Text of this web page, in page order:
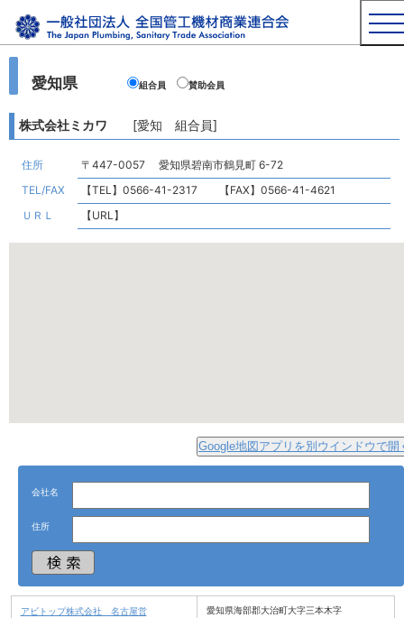
愛知県 組合員 賛助会員
株式会社ミカワ [愛知 組合員]
住所
〒447-0057 愛知県碧南市鶴見町 6-72
TEL/FAX
【TEL】0566-41-2317 【FAX】0566-41-4621
ＵＲＬ
【URL】
Google地図アプリを別ウインドウで開
会社名
住所
アビトップ株式会社 名古屋営 愛知県海部郡大治町大字三本木字